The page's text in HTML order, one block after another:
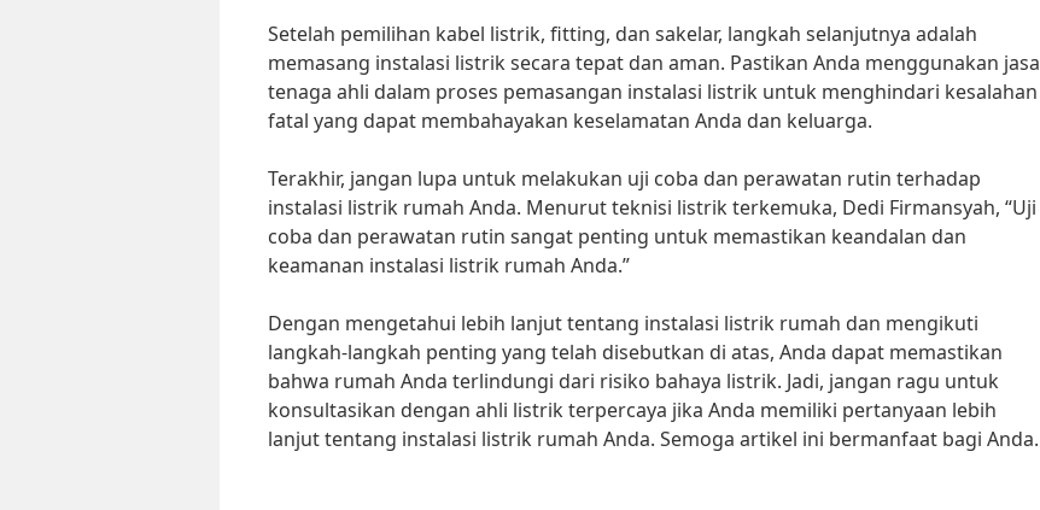
Setelah pemilihan kabel listrik, fitting, dan sakelar, langkah selanjutnya adalah
memasang instalasi listrik secara tepat dan aman. Pastikan Anda menggunakan jasa
tenaga ahli dalam proses pemasangan instalasi listrik untuk menghindari kesalahan
fatal yang dapat membahayakan keselamatan Anda dan keluarga.
Terakhir, jangan lupa untuk melakukan uji coba dan perawatan rutin terhadap
instalasi listrik rumah Anda. Menurut teknisi listrik terkemuka, Dedi Firmansyah, “Uji
coba dan perawatan rutin sangat penting untuk memastikan keandalan dan
keamanan instalasi listrik rumah Anda.”
Dengan mengetahui lebih lanjut tentang instalasi listrik rumah dan mengikuti
langkah-langkah penting yang telah disebutkan di atas, Anda dapat memastikan
bahwa rumah Anda terlindungi dari risiko bahaya listrik. Jadi, jangan ragu untuk
konsultasikan dengan ahli listrik terpercaya jika Anda memiliki pertanyaan lebih
lanjut tentang instalasi listrik rumah Anda. Semoga artikel ini bermanfaat bagi Anda.